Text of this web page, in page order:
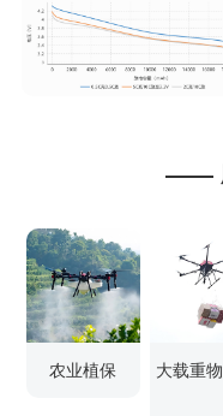
——
农业植保 大载重